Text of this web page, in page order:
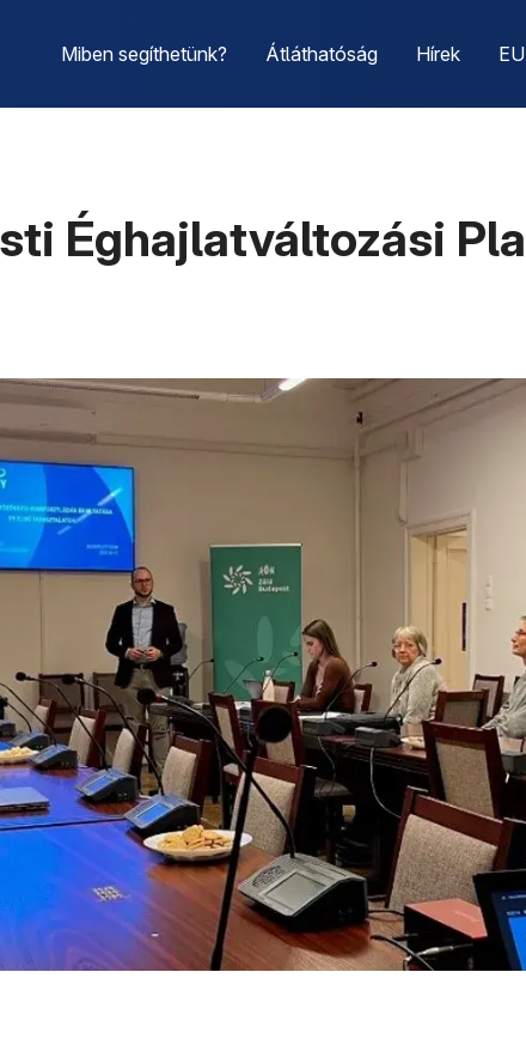
Miben segíthetünk? Átláthatóság Hírek
Éghajlatváltozási